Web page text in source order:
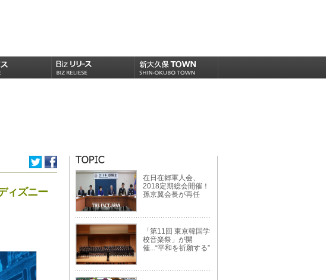
ィズニー
在日在郷軍人会、
2018定期総会開催！
孫京翼会長が再任
「第11回 東京韓国学
校音楽祭」が開
催...“平和を祈願する”